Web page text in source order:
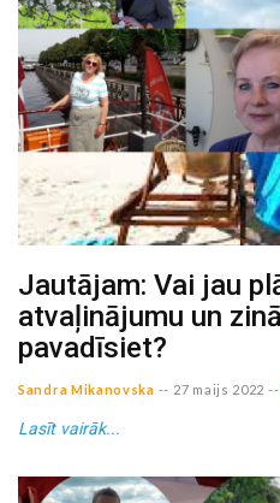
Jautājam: Vai jau
atvaļinājumu un
pavadīsiet?
Sandra Mikanovska -- 27 maijs 2022 --
Lasīt vairāk...